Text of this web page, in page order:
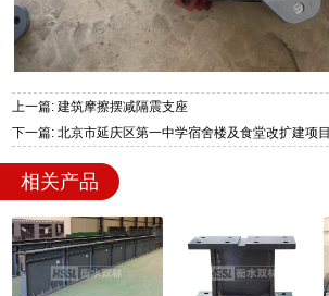
上一篇: 建筑摩擦摆减隔震支座
下一篇: 北京市延庆区第一中学宿舍楼及食堂改扩建项目
相关产品